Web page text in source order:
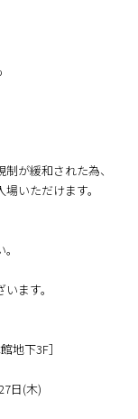
が緩和された為、
いただけます。
ます。
地下3F］
日(木)